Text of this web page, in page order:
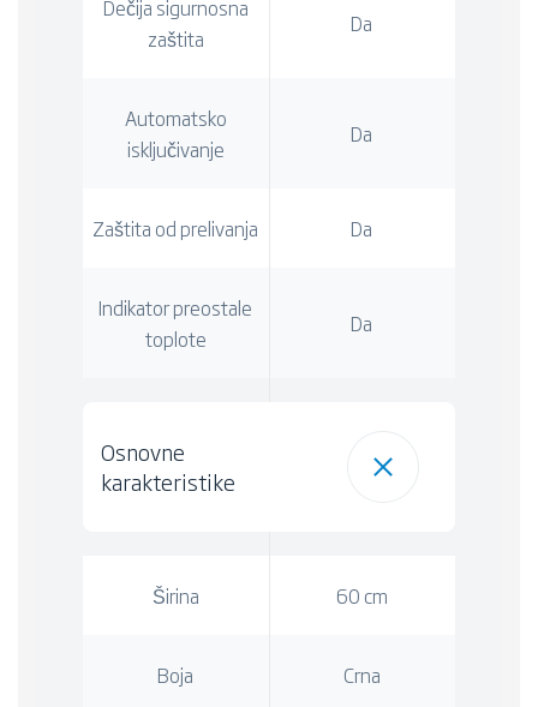
Dečija sigurnosna
zaštita
Da
Automatsko
isključivanje
Da
Zaštita od prelivanja Da
Indikator preostale
toplote
Da
Osnovne
karakteristike
Širina 60 cm
Boja Crna